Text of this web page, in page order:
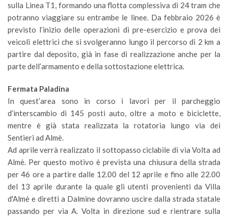
sulla Linea T1, formando una flotta complessiva di 24 tram che
potranno viaggiare su entrambe le linee. Da febbraio 2026 è
previsto l’inizio delle operazioni di pre-esercizio e prova dei
veicoli elettrici che si svolgeranno lungo il percorso di 2 km a
partire dal deposito, già in fase di realizzazione anche per la
parte dell’armamento e della sottostazione elettrica.
Fermata Paladina
In quest’area sono in corso i lavori per il parcheggio
d’interscambio di 145 posti auto, oltre a moto e biciclette,
mentre è già stata realizzata la rotatoria lungo via dei
Sentieri ad Almè.
Ad aprile verrà realizzato il sottopasso ciclabile di via Volta ad
Almè. Per questo motivo è prevista una chiusura della strada
per 46 ore a partire dalle 12.00 del 12 aprile e fino alle 22.00
del 13 aprile durante la quale gli utenti provenienti da Villa
d'Almè e diretti a Dalmine dovranno uscire dalla strada statale
passando per via A. Volta in direzione sud e rientrare sulla